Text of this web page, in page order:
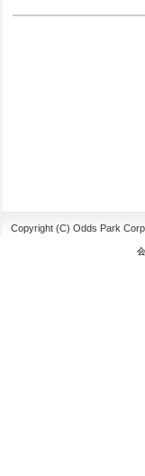
Copyright (C) Odds Park